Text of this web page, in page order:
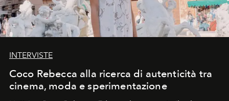
INTERVISTE
Coco Rebecca alla ricerca di autenticità tra
cinema, moda e sperimentazione